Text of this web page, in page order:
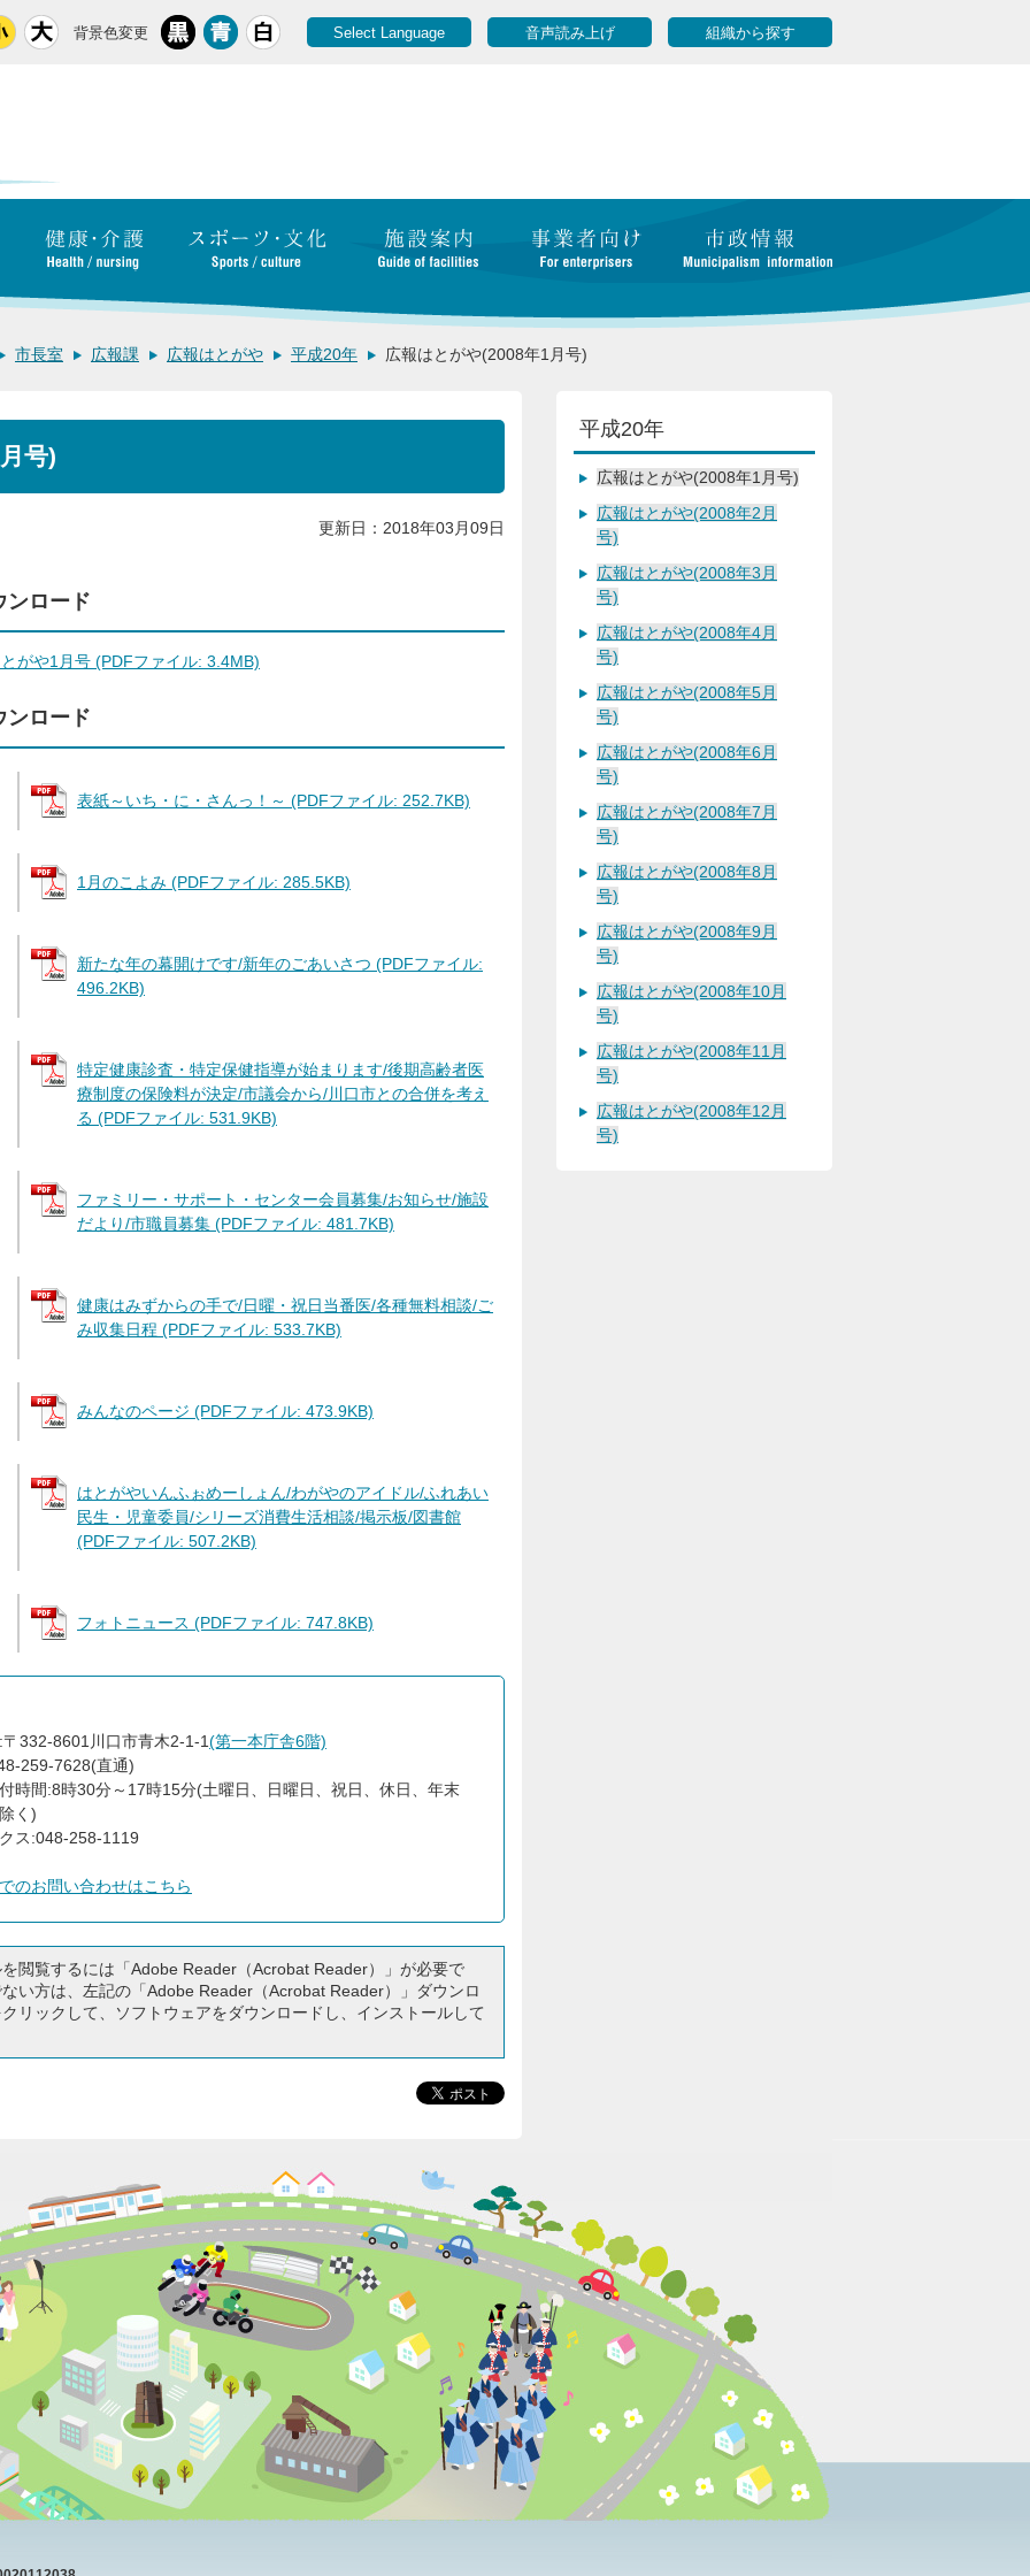
背景色変更 Select Language 音声読み上げ 組織から探す
市長室 広報課 広報はとがや 平成20年 広報はとがや(2008年1月号)
号)
更新日：2018年03月09日
ンロード
がや1月号 (PDFファイル: 3.4MB)
ンロード
表紙～いち・に・さんっ！～ (PDFファイル: 252.7KB)
1月のこよみ (PDFファイル: 285.5KB)
新たな年の幕開けです/新年のごあいさつ (PDFファイル:
496.2KB)
特定健康診査・特定保健指導が始まります/後期高齢者医
療制度の保険料が決定/市議会から/川口市との合併を考え
る (PDFファイル: 531.9KB)
ファミリー・サポート・センター会員募集/お知らせ/施設
だより/市職員募集 (PDFファイル: 481.7KB)
健康はみずからの手で/日曜・祝日当番医/各種無料相談/ご
み収集日程 (PDFファイル: 533.7KB)
みんなのページ (PDFファイル: 473.9KB)
はとがやいんふぉめーしょん/わがやのアイドル/ふれあい
民生・児童委員/シリーズ消費生活相談/掲示板/図書館
(PDFファイル: 507.2KB)
フォトニュース (PDFファイル: 747.8KB)
332-8601川口市青木2-1-1(第一本庁舎6階)
259-7628(直通)
時間:8時30分～17時15分(土曜日、日曜日、祝日、休日、年末
く)
ス:048-258-1119
のお問い合わせはこちら
閲覧するには「Adobe Reader（Acrobat Reader）」が必要で
い方は、左記の「Adobe Reader（Acrobat Reader）」ダウンロ
リックして、ソフトウェアをダウンロードし、インストールして
平成20年
広報はとがや(2008年1月号)
広報はとがや(2008年2月
号)
広報はとがや(2008年3月
号)
広報はとがや(2008年4月
号)
広報はとがや(2008年5月
号)
広報はとがや(2008年6月
号)
広報はとがや(2008年7月
号)
広報はとがや(2008年8月
号)
広報はとがや(2008年9月
号)
広報はとがや(2008年10月
号)
広報はとがや(2008年11月
号)
広報はとがや(2008年12月
号)